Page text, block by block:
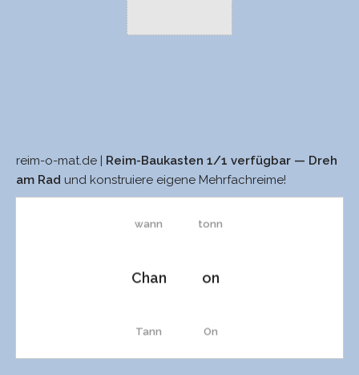
reim-o-mat.de |
Reim-Baukasten 1/1 verfügbar — Dreh
am Rad und konstruiere eigene Mehrfachreime!
wann
Chan
Tann
tonn
on
On